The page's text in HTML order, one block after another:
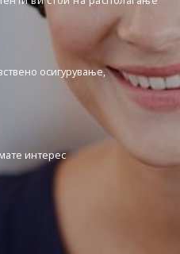
осигурување,
интерес